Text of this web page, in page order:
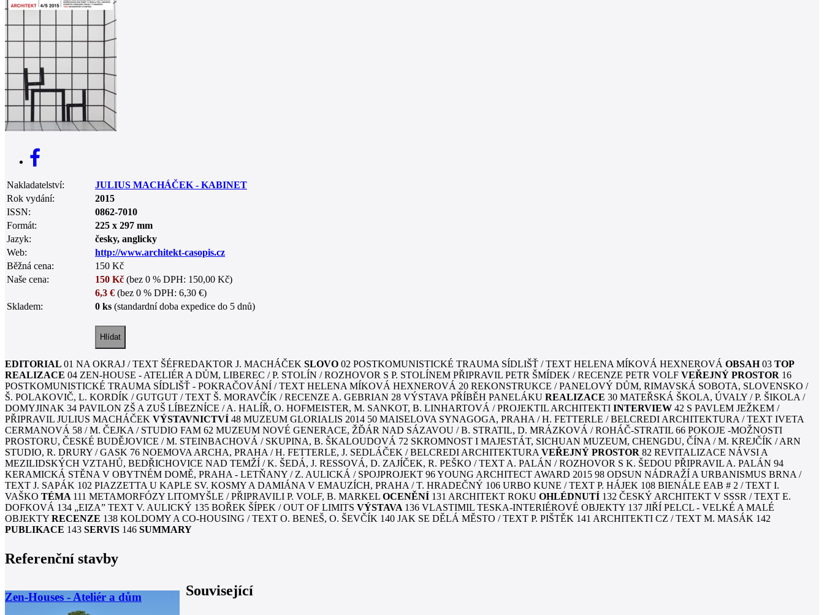
Nakladatelství:
JULIUS MACHÁČEK - KABINET
Rok vydání:
2015
ISSN:
0862-7010
Formát:
225 x 297 mm
Jazyk:
česky, anglicky
Web:
http://www.architekt-casopis.cz
Běžná cena:
150 Kč
Naše cena:
150 Kč (bez 0 % DPH: 150,00 Kč)
6,3 € (bez 0 % DPH: 6,30 €)
Skladem:
0 ks (standardní doba expedice do 5 dnů)
EDITORIAL 01 NA OKRAJ / TEXT ŠÉFREDAKTOR J. MACHÁČEK SLOVO 02 POSTKOMUNISTICKÉ TRAUMA SÍDLIŠŤ / TEXT HELENA MÍKOVÁ HEXNEROVÁ OBSAH03 TOP
REALIZACE 04 ZEN-HOUSE - ATELIÉR A DŮM, LIBEREC / P. STOLÍN / ROZHOVOR S P. STOLÍNEM PŘIPRAVIL PETR ŠMÍDEK / RECENZE PETR VOLF VEŘEJNÝ PROSTOR 16
POSTKOMUNISTICKÉ TRAUMA SÍDLIŠŤ - POKRAČOVÁNÍ / TEXT HELENA MÍKOVÁ HEXNEROVÁ 20 REKONSTRUKCE / PANELOVÝ DŮM, RIMAVSKÁ SOBOTA, SLOVENSKO /
Š. POLAKOVIČ, L. KORDÍK / GUTGUT / TEXT Š. MORAVČÍK / RECENZE A. GEBRIAN 28 VÝSTAVA PŘÍBĚH PANELÁKU REALIZACE 30 MATEŘSKÁ ŠKOLA, ÚVALY / P. ŠIKOLA /
DOMYJINAK 34 PAVILON ZŠ A ZUŠ LÍBEZNÍCE / A. HALÍŘ, O. HOFMEISTER, M. SANKOT, B. LINHARTOVÁ / PROJEKTIL ARCHITEKTI INTERVIEW 42 S PAVLEM JEŽKEM /
PŘIPRAVIL JULIUS MACHÁČEK VÝSTAVNICTVÍ 48 MUZEUM GLORIALIS 2014 50 MAISELOVA SYNAGOGA, PRAHA / H. FETTERLE / BELCREDI ARCHITEKTURA / TEXT IVETA
CERMANOVÁ 58 / M. ČEJKA / STUDIO FAM 62 MUZEUM NOVÉ GENERACE, ŽĎÁR NAD SÁZAVOU / B. STRATIL, D. MRÁZKOVÁ / ROHÁČ-STRATIL 66 POKOJE -MOŽNOSTI
PROSTORU, ČESKÉ BUDĚJOVICE / M. STEINBACHOVÁ / SKUPINA, B. ŠKALOUDOVÁ 72 SKROMNOST I MAJESTÁT, SICHUAN MUZEUM, CHENGDU, ČÍNA / M. KREJČÍK / ARN
STUDIO, R. DRURY / GASK 76 NOEMOVA ARCHA, PRAHA / H. FETTERLE, J. SEDLÁČEK / BELCREDI ARCHITEKTURA VEŘEJNÝ PROSTOR 82 REVITALIZACE NÁVSI A
MEZILIDSKÝCH VZTAHŮ, BEDŘICHOVICE NAD TEMŽÍ / K. ŠEDÁ, J. RESSOVÁ, D. ZAJÍČEK, R. PEŠKO / TEXT A. PALÁN / ROZHOVOR S K. ŠEDOU PŘIPRAVIL A. PALÁN 94
KERAMICKÁ STĚNA V OBYTNÉM DOMĚ, PRAHA - LETŇANY / Z. AULICKÁ / SPOJPROJEKT 96 YOUNG ARCHITECT AWARD 2015 98 ODSUN NÁDRAŽÍ A URBANISMUS BRNA /
TEXT J. SAPÁK 102 PIAZZETTA U KAPLE SV. KOSMY A DAMIÁNA V EMAUZÍCH, PRAHA / T. HRADEČNÝ 106 URBO KUNE / TEXT P. HÁJEK 108 BIENÁLE EAB # 2 / TEXT I.
VAŠKO TÉMA 111 METAMORFÓZY LITOMYŠLE / PŘIPRAVILI P. VOLF, B. MARKEL OCENĚNÍ 131 ARCHITEKT ROKU OHLÉDNUTÍ 132 ČESKÝ ARCHITEKT V SSSR / TEXT E.
DOFKOVÁ 134 „EIZA” TEXT V. AULICKÝ 135 BOŘEK ŠÍPEK / OUT OF LIMITS VÝSTAVA 136 VLASTIMIL TESKA-INTERIÉROVÉ OBJEKTY 137 JIŘÍ PELCL - VELKÉ A MALÉ
OBJEKTY RECENZE 138 KOLDOMY A CO-HOUSING / TEXT O. BENEŠ, O. ŠEVČÍK 140 JAK SE DĚLÁ MĚSTO / TEXT P. PIŠTĚK 141 ARCHITEKTI CZ / TEXT M. MASÁK 142
PUBLIKACE 143 SERVIS 146 SUMMARY
Referenční stavby
Zen-Houses - Ateliér a dům Související